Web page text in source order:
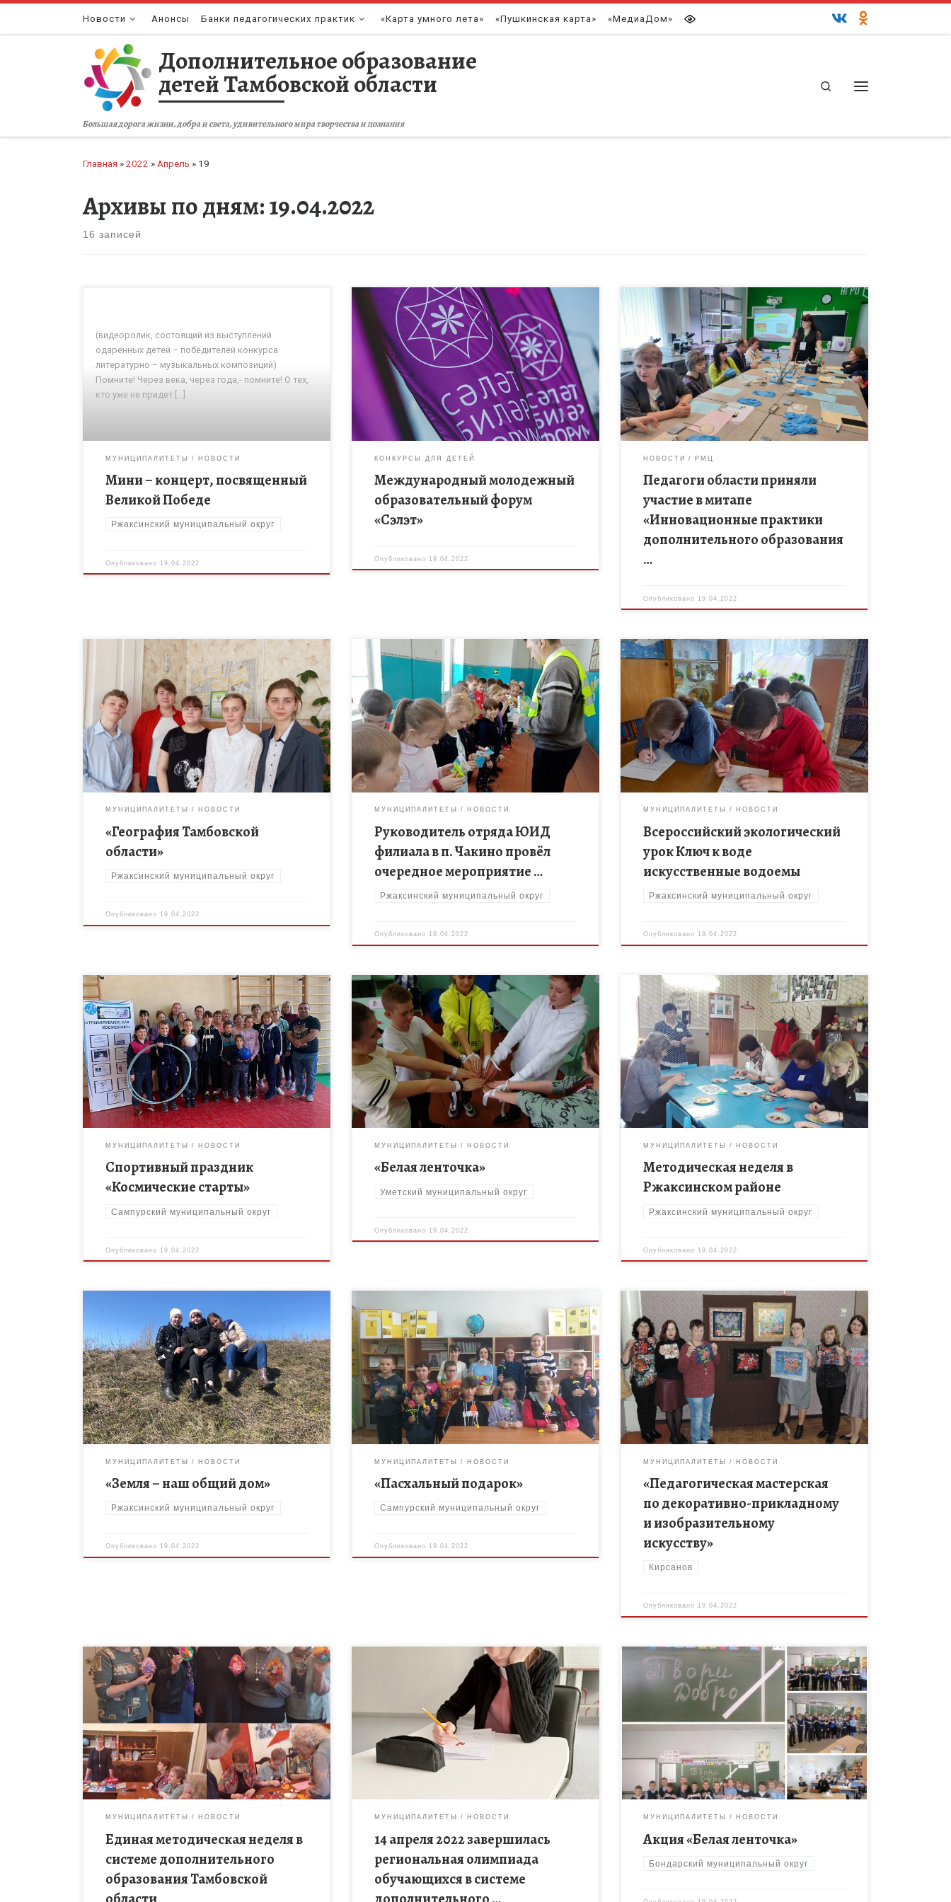
Перейти к содержимому
Новости Анонсы Банки педагогических практик «Карта умного лета» «Пушкинская карта» «МедиаДом»
Дополнительное образование
детей Тамбовской области
Большая дорога жизни, добра и света, удивительного мира творчества и познания
Search
Главная » 2022 » Апрель » 19
Архивы по дням:19.04.2022
16 записей
(видеоролик, состоящий из выступлений
одаренных детей – победителей конкурса
литературно – музыкальных композиций)
Помните! Через века, через года,- помните! О тех,
кто уже не придет […]
МУНИЦИПАЛИТЕТЫ НОВОСТИ
Мини – концерт, посвященный
Великой Победе
Ржаксинский муниципальный округ
Опубликовано 19.04.2022
По поручению Президента Республики Татарстан Р.
Н. Минниханова в 2022 году на территории
Билярского историко-археологического музея-
заповедника пройдут шесть смен
Международного молодежного образовательного
форума «Сэлэт». Участниками […]
КОНКУРСЫ ДЛЯ ДЕТЕЙ
Международный молодежный
образовательный форум
«Сэлэт»
Опубликовано 19.04.2022
19 апреля 2022 года в МАОУ «Татановская СОШ»
Тамбовского района в рамках Методической
недели в системе дополнительного образования
Тамбовской области состоялся митап
«Инновационные практики дополнительного […]
НОВОСТИ РМЦ
Педагоги области приняли
участие в митапе
«Инновационные практики
дополнительного образования
…
Опубликовано 19.04.2022
Филиал МБОУ «Ржаксинская СОШ №1 им. Н. М.
Фролова» в с. Лукино. Викторина «География
Тамбовской области» помогла ребятам окунуться в
удивительный мир родного края. Прежде […]
МУНИЦИПАЛИТЕТЫ НОВОСТИ
«География Тамбовской
области»
Ржаксинский муниципальный округ
Опубликовано 19.04.2022
Руководитель отряда ЮИД филиала в п. Чакино
Алушкин С. А. провёл очередное мероприятие по
безопасности дорожного движения в 1-4 кл. и
раздал световозвращающие элементы.
МУНИЦИПАЛИТЕТЫ НОВОСТИ
Руководитель отряда ЮИД
филиала в п. Чакино провёл
очередное мероприятие …
Ржаксинский муниципальный округ
Опубликовано 19.04.2022
Филиал МБОУ «Ржаксинская СОШ №1 им. Н. М.
Фролова» в с. Лукино. Обучающиеся 8-9 классов
(кл.руководитель Леонова Ю.В.)приняли участие во
Всероссийском экологическом уроке «Ключ к […]
МУНИЦИПАЛИТЕТЫ НОВОСТИ
Всероссийский экологический
урок Ключ к воде
искусственные водоемы
Ржаксинский муниципальный округ
Опубликовано 19.04.2022
МБОУДО «Сампурский ДЮЦ» в рамках проекта
«Тренируемся, как Космонавт», посвящённого Дню
космонавтики, 19 апреля организовал и провёл
спортивный праздник «Космические старты». В
эстафетах принимали участие […]
МУНИЦИПАЛИТЕТЫ НОВОСТИ
Спортивный праздник
«Космические старты»
Сампурский муниципальный округ
Опубликовано 19.04.2022
19 апреля 2022 года воспитанники МОП
«Подросток и общество» Уметского района
приняли участие в акции «Белая ленточка». Акция
посвящена формированию непринятия всех видов
насилия и […]
МУНИЦИПАЛИТЕТЫ НОВОСТИ
«Белая ленточка»
Уметский муниципальный округ
Опубликовано 19.04.2022
18 апреля стартовала методическая неделя в
системе дополнительного образования
Тамбовской области. Все мероприятия проходят в
рамках реализации региональных проектов «Успех
каждого ребенка», «Современна школа» и […]
МУНИЦИПАЛИТЕТЫ НОВОСТИ
Методическая неделя в
Ржаксинском районе
Ржаксинский муниципальный округ
Опубликовано 19.04.2022
На занятии объединения дополнительного
образования «Земля – наш общий дом» филиала
МБОУ «Ржаксинская СОШ №1 им.Н.М.Фролова » в
с.Лукино (руководитель Леонова Ю.В.) ребята
отправились на […]
МУНИЦИПАЛИТЕТЫ НОВОСТИ
«Земля – наш общий дом»
Ржаксинский муниципальный округ
Опубликовано 19.04.2022
В канун самого любимого и почитаемого всеми
праздника православных христиан — Пасхи —
в Марьевском филиале МБОУ «Сатинская СОШ»
был проведён мастер-класс «Пасхальный
подарок». Методист Сампурского […]
МУНИЦИПАЛИТЕТЫ НОВОСТИ
«Пасхальный подарок»
Сампурский муниципальный округ
Опубликовано 19.04.2022
18 апреля 2022 года в актовом зале базовой
организации дополнительного образования МБУ
ДО «Центр детского творчества» проходило
мероприятие «Педагогическая мастерская по
декоративно-прикладному и изобразительному
искусству», […]
МУНИЦИПАЛИТЕТЫ НОВОСТИ
«Педагогическая мастерская
по декоративно-прикладному
и изобразительному
искусству»
Кирсанов
Опубликовано 19.04.2022
Педагогом дополнительного образования
МБОУДО «Сампурский ДЮЦ» Ивановой Н.Ю был
проведён мастер-класс «Пасхальный сувенир» в
базовой организации дополнительного
образования МБУ ДО «Дом детского творчества»
г.Котовска в […]
МУНИЦИПАЛИТЕТЫ НОВОСТИ
Единая методическая неделя в
системе дополнительного
образования Тамбовской
Олимпиада –это проверенный способ выявить
детей, имеющих выдающиеся способности, дать
им мотив и возможности для дальнейшего
развития и реализации этих способностей.
Возможности, предоставляемые учащимся
олимпиадой, […]
МУНИЦИПАЛИТЕТЫ НОВОСТИ
14 апреля 2022 завершилась
региональная олимпиада
обучающихся в системе
Твори добро и ни у кого не спрашивай
разрешения, Ибо никто не властен над твоим
добром» Шалва Амонашвили 19 апреля
проводится ежегодная областная акция «Белая
ленточка». Эмблема акции — […]
МУНИЦИПАЛИТЕТЫ НОВОСТИ
Акция «Белая ленточка»
Бондарский муниципальный округ